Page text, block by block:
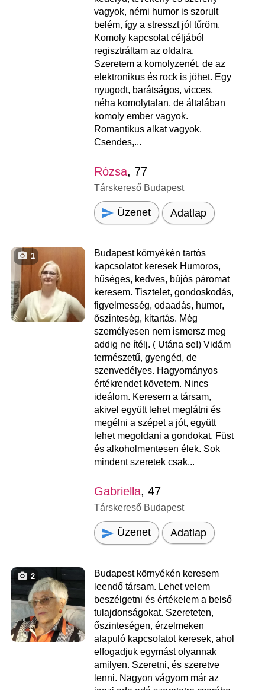
vagyok, némi humor is szorult
belém, így a stresszt jól tűröm.
Komoly kapcsolat céljából
regisztráltam az oldalra.
Szeretem a komolyzenét, de az
elektronikus és rock is jöhet. Egy
nyugodt, barátságos, vicces,
néha komolytalan, de általában
komoly ember vagyok.
Romantikus alkat vagyok.
Csendes,...
Rózsa, 77
Társkereső Budapest
Üzenet Adatlap
1
Budapest környékén tartós
kapcsolatot keresek Humoros,
hűséges, kedves, bújós páromat
keresem. Tisztelet, gondoskodás,
figyelmesség, odaadás, humor,
őszinteség, kitartás. Még
személyesen nem ismersz meg
addig ne ítélj. ( Utána se!) Vidám
természetű, gyengéd, de
szenvedélyes. Hagyományos
értékrendet követem. Nincs
ideálom. Keresem a társam,
akivel együtt lehet meglátni és
megélni a szépet a jót, együtt
lehet megoldani a gondokat. Füst
és alkoholmentesen élek. Sok
mindent szeretek csak...
Gabriella, 47
Társkereső Budapest
Üzenet Adatlap
2
Budapest környékén keresem
leendő társam. Lehet velem
beszélgetni és értékelem a belső
tulajdonságokat. Szereteten,
őszinteségen, érzelmeken
alapuló kapcsolatot keresek, ahol
elfogadjuk egymást olyannak
amilyen. Szeretni, és szeretve
lenni. Nagyon vágyom már az